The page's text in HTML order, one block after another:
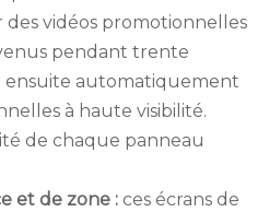
vidéos promotionnelles
pendant trente
ensuite automatiquement
à haute visibilité.
de chaque panneau
et de zone : ces écrans de